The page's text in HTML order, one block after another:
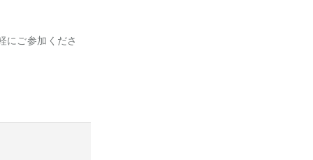
にご参加くださ